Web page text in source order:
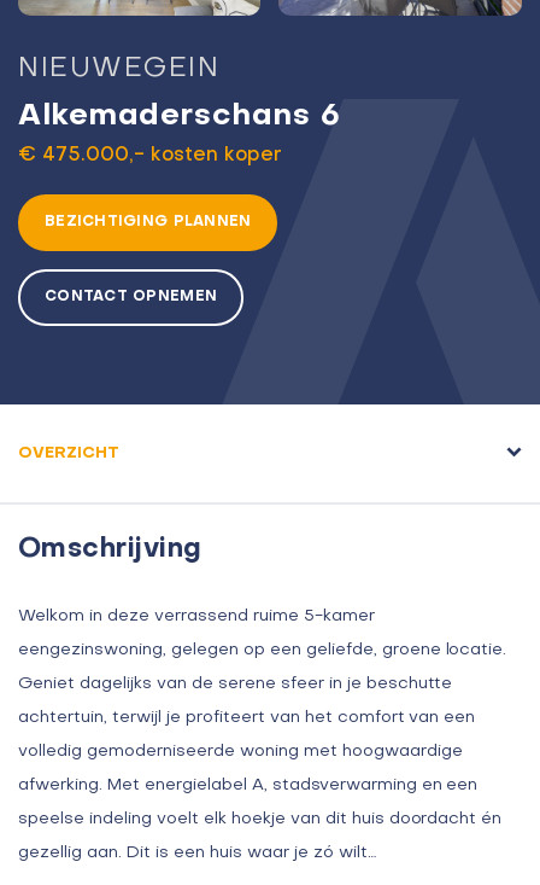
NIEUWEGEIN
Alkemaderschans 6
€ 475.000,- kosten koper
BEZICHTIGING PLANNEN
CONTACT OPNEMEN
OVERZICHT
Omschrijving
Welkom in deze verrassend ruime 5-kamer
eengezinswoning, gelegen op een geliefde, groene locatie.
Geniet dagelijks van de serene sfeer in je beschutte
achtertuin, terwijl je profiteert van het comfort van een
volledig gemoderniseerde woning met hoogwaardige
afwerking. Met energielabel A, stadsverwarming en een
speelse indeling voelt elk hoekje van dit huis doordacht én
gezellig aan. Dit is een huis waar je zó wilt…